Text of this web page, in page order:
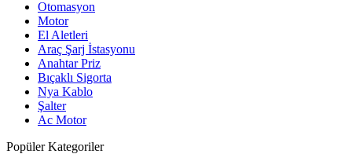
Otomasyon
Motor
El Aletleri
Araç Şarj İstasyonu
Anahtar Priz
Bıçaklı Sigorta
Nya Kablo
Şalter
Ac Motor
Popüler Kategoriler